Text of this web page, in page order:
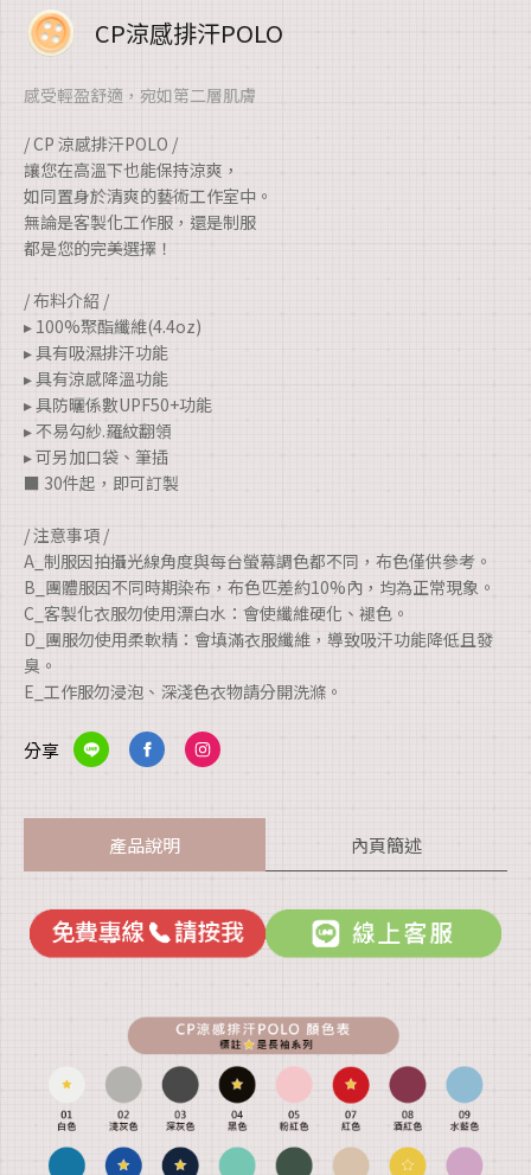
CP涼感排汗POLO
感受輕盈舒適，宛如第二層肌膚
/ CP 涼感排汗POLO /
讓您在高溫下也能保持涼爽，
如同置身於清爽的藝術工作室中。
無論是客製化工作服，還是制服
都是您的完美選擇！
/ 布料介紹 /
▸ 100%聚酯纖維(4.4oz)
▸ 具有吸濕排汗功能
▸ 具有涼感降溫功能
▸ 具防曬係數UPF50+功能
▸ 不易勾紗.羅紋翻領
▸ 可另加口袋、筆插
■ 30件起，即可訂製
/ 注意事項 /
A_制服因拍攝光線角度與每台螢幕調色都不同，布色僅供參考。
B_團體服因不同時期染布，布色匹差約10%內，均為正常現象。
C_客製化衣服勿使用漂白水：會使纖維硬化、褪色。
D_團服勿使用柔軟精：會填滿衣服纖維，導致吸汗功能降低且發
臭。
E_工作服勿浸泡、深淺色衣物請分開洗滌。
分享
產品說明 內頁簡述